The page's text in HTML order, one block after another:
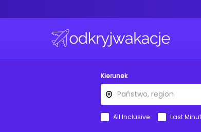
Kierunek
All Inclusive Last